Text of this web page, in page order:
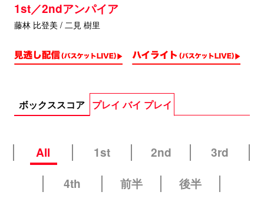
1st／2ndアンパイア
藤林 比登美 / 二見 樹里
ボックススコア プレイ バイ プレイ
All 1st 2nd
3rd
4th
前半 後半